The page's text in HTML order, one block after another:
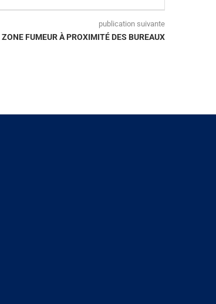
publication suivante
ZONE FUMEUR À PROXIMITÉ DES BUREAUX